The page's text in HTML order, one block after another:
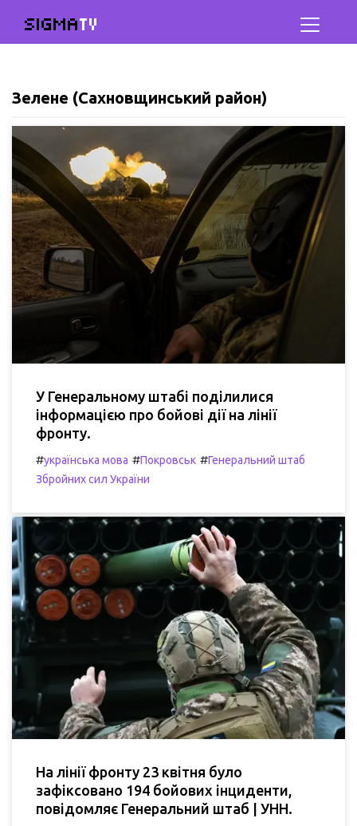
SIGMATV
Зелене (Сахновщинський район)
У Генеральному штабі поділилися
інформацією про бойові дії на лінії
фронту.
#українська мова #Покровськ #Генеральний штаб
Збройних сил України
На лінії фронту 23 квітня було
зафіксовано 194 бойових інциденти,
повідомляє Генеральний штаб | УНН.